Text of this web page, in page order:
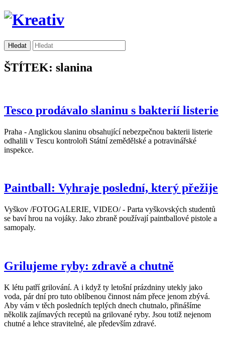
ŠTÍTEK: slanina
Tesco prodávalo slaninu s bakterií listerie
Praha - Anglickou slaninu obsahující nebezpečnou bakterii listerie
odhalili v Tescu kontroloři Státní zemědělské a potravinářské
inspekce.
Paintball: Vyhraje poslední, který přežije
Vyškov /FOTOGALERIE, VIDEO/ - Parta vyškovských studentů
se baví hrou na vojáky. Jako zbraně používají paintballové pistole a
samopaly.
Grilujeme ryby: zdravě a chutně
K létu patří grilování. A i když ty letošní prázdniny utekly jako
voda, pár dní pro tuto oblíbenou činnost nám přece jenom zbývá.
Aby vám v těch posledních teplých dnech chutnalo, přinášíme
několik zajímavých receptů na grilované ryby. Jsou totiž nejenom
chutné a lehce stravitelné, ale především zdravé.